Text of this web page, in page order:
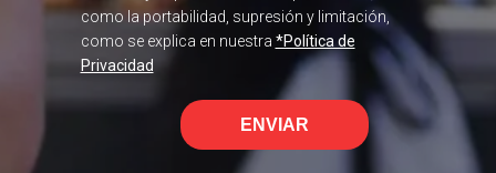
como la portabilidad, supresión y limitación,
como se explica en nuestra *Política de
Privacidad
ENVIAR